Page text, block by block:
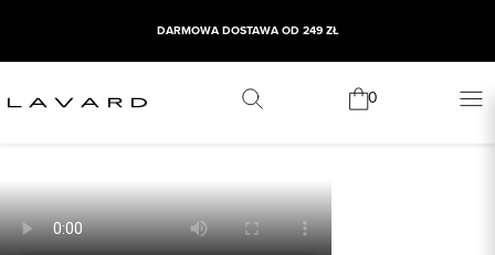
DARMOWA DOSTAWA OD 249 ZŁ
0